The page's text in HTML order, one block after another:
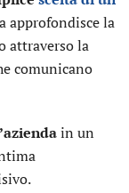
approfondisce la
attraverso la
comunicano
in un